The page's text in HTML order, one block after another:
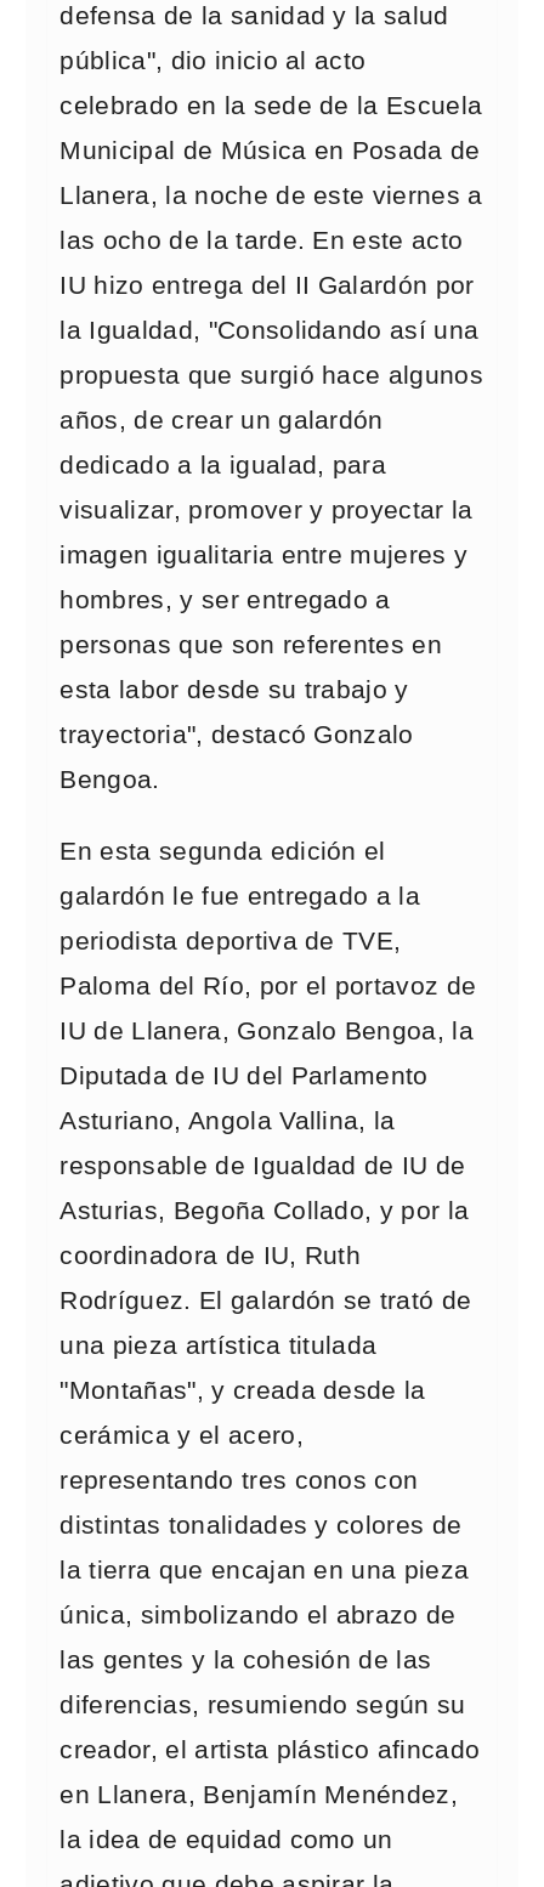
defensa de la sanidad y la salud
pública", dio inicio al acto
celebrado en la sede de la Escuela
Municipal de Música en Posada de
Llanera, la noche de este viernes a
las ocho de la tarde. En este acto
IU hizo entrega del II Galardón por
la Igualdad, "Consolidando así una
propuesta que surgió hace algunos
años, de crear un galardón
dedicado a la igualad, para
visualizar, promover y proyectar la
imagen igualitaria entre mujeres y
hombres, y ser entregado a
personas que son referentes en
esta labor desde su trabajo y
trayectoria", destacó Gonzalo
Bengoa.
En esta segunda edición el
galardón le fue entregado a la
periodista deportiva de TVE,
Paloma del Río, por el portavoz de
IU de Llanera, Gonzalo Bengoa, la
Diputada de IU del Parlamento
Asturiano, Angola Vallina, la
responsable de Igualdad de IU de
Asturias, Begoña Collado, y por la
coordinadora de IU, Ruth
Rodríguez. El galardón se trató de
una pieza artística titulada
"Montañas", y creada desde la
cerámica y el acero,
representando tres conos con
distintas tonalidades y colores de
la tierra que encajan en una pieza
única, simbolizando el abrazo de
las gentes y la cohesión de las
diferencias, resumiendo según su
creador, el artista plástico afincado
en Llanera, Benjamín Menéndez,
la idea de equidad como un